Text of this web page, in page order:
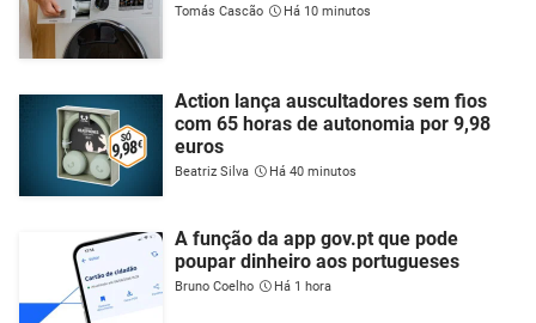
Tomás Cascão Há 10 minutos
Action lança auscultadores sem fios
com 65 horas de autonomia por 9,98
euros
Beatriz Silva Há 40 minutos
A função da app gov.pt que pode
poupar dinheiro aos portugueses
Bruno Coelho Há 1 hora